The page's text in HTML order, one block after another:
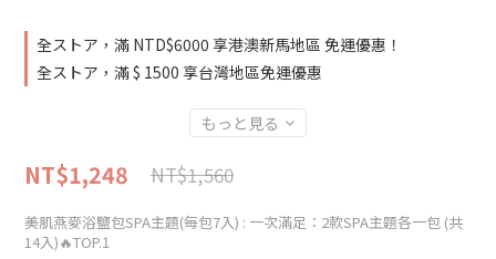
全ストア，滿 NTD$6000 享港澳新馬地區 免運優惠！
全ストア，滿 $ 1500 享台灣地區免運優惠
もっと見る
NT$1,248 NT$1,560
美肌燕麥浴鹽包SPA主題(每包7入) : 一次滿足：2款SPA主題各一包 (共
14入)🔥TOP.1